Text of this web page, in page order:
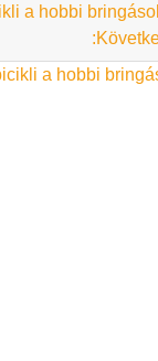
a hobbi
a hobbi